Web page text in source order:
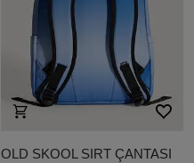
OLD SKOOL SIRT ÇANTASI